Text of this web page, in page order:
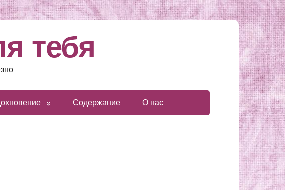
тебя
Содержание О нас